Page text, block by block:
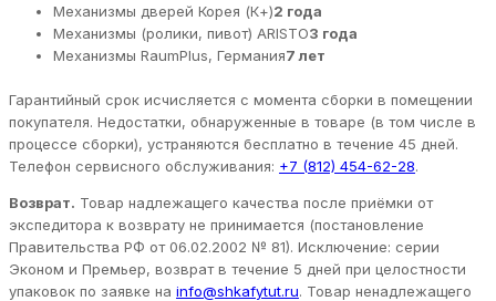
Механизмы дверей Корея (К+)2 года
Механизмы (ролики, пивот) ARISTO3 года
Механизмы RaumPlus, Германия7 лет
Гарантийный срок исчисляется с момента сборки в помещении
покупателя. Недостатки, обнаруженные в товаре (в том числе в
процессе сборки), устраняются бесплатно в течение 45 дней.
Телефон сервисного обслуживания: +7 (812) 454-62-28.
Возврат. Товар надлежащего качества после приёмки от
экспедитора к возврату не принимается (постановление
Правительства РФ от 06.02.2002 № 81). Исключение: серии
Эконом и Премьер, возврат в течение 5 дней при целостности
упаковок по заявке на info@shkafytut.ru. Товар ненадлежащего